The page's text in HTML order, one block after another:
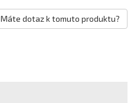
Máte dotaz k tomuto produktu?